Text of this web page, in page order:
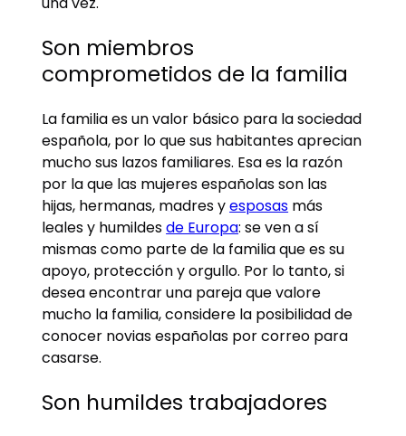
Son miembros
comprometidos de la familia
La familia es un valor básico para la sociedad
española, por lo que sus habitantes aprecian
mucho sus lazos familiares. Esa es la razón
por la que las mujeres españolas son las
hijas, hermanas, madres yesposas más
leales y humildesde Europa: se ven a sí
mismas como parte de la familia que es su
apoyo, protección y orgullo. Por lo tanto, si
desea encontrar una pareja que valore
mucho la familia, considere la posibilidad de
conocer novias españolas por correo para
casarse.
Son humildes trabajadores